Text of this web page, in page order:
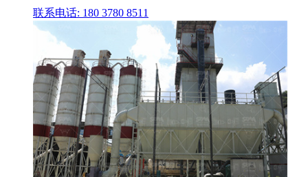
联系电话: 180 3780 8511